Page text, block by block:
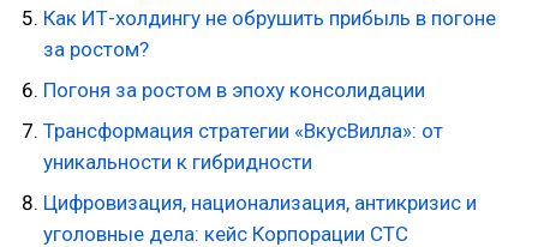
Как ИТ-холдингу не обрушить прибыль в погоне
за ростом?
Погоня за ростом в эпоху консолидации
Трансформация стратегии «ВкусВилла»: от
уникальности к гибридности
Цифровизация, национализация, антикризис и
уголовные дела: кейс Корпорации СТС